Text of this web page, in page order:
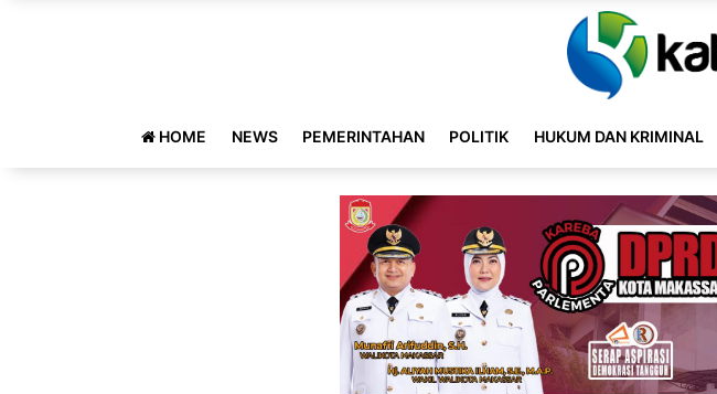
HOME NEWS PEMERINTAHAN POLITIK HUKUM DAN KRIMINAL